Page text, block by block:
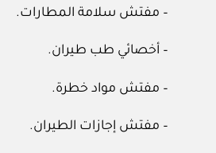
– مفتش سلامة المطارات.
– أخصائي طب طيران.
– مفتش مواد خطرة.
– مفتش إجازات الطيران.